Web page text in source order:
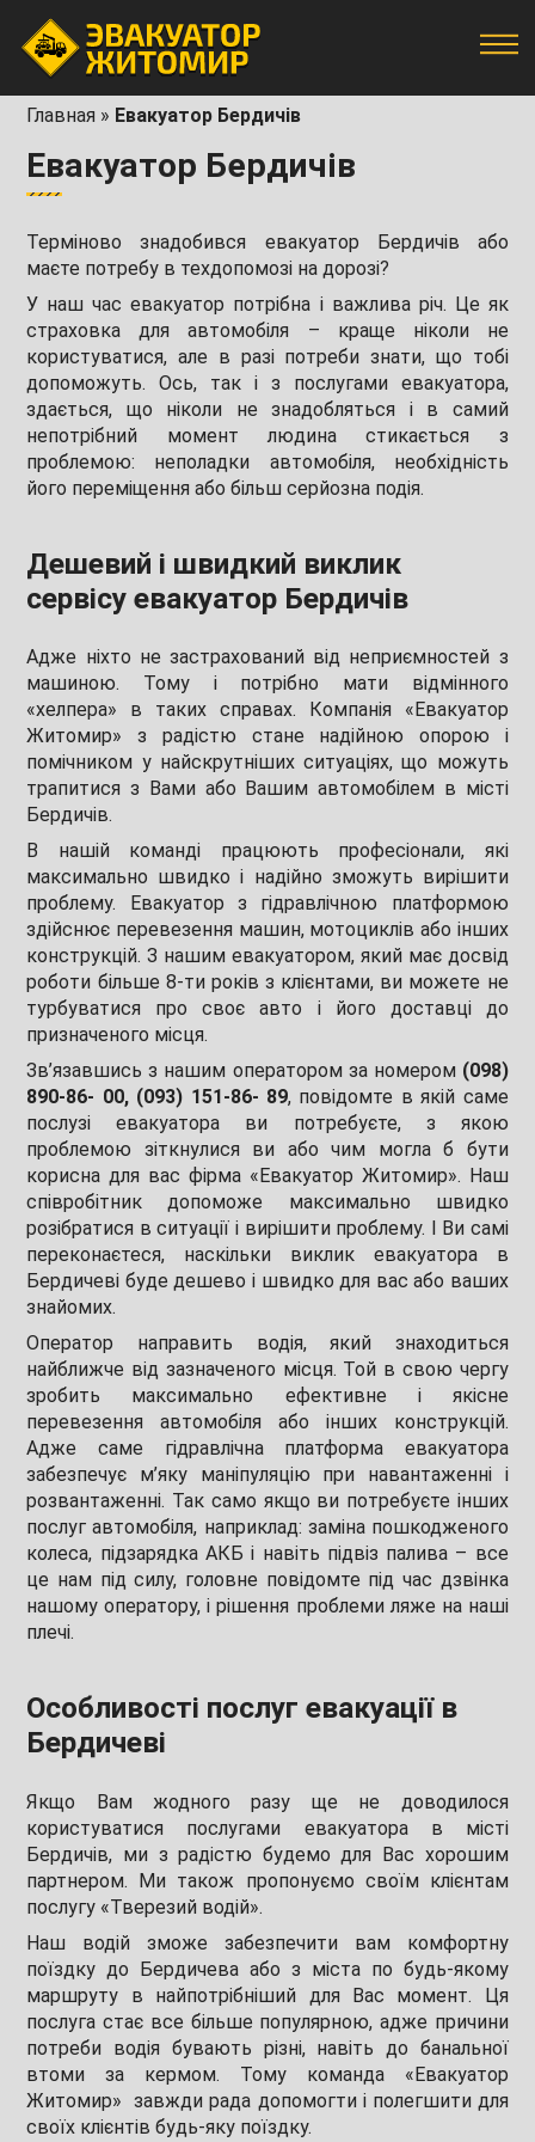
Главная » Евакуатор Бердичів
Евакуатор Бердичів
Терміново знадобився евакуатор Бердичів або
маєте потребу в техдопомозі на дорозі?
У наш час евакуатор потрібна і важлива річ. Це як
страховка для автомобіля – краще ніколи не
користуватися, але в разі потреби знати, що тобі
допоможуть. Ось, так і з послугами евакуатора,
здається, що ніколи не знадобляться і в самий
непотрібний момент людина стикається з
проблемою: неполадки автомобіля, необхідність
його переміщення або більш серйозна подія.
Дешевий і швидкий виклик
сервісу евакуатор Бердичів
Адже ніхто не застрахований від неприємностей з
машиною. Тому і потрібно мати відмінного
«хелпера» в таких справах. Компанія «Евакуатор
Житомир» з радістю стане надійною опорою і
помічником у найскрутніших ситуаціях, що можуть
трапитися з Вами або Вашим автомобілем в місті
Бердичів.
В нашій команді працюють професіонали, які
максимально швидко і надійно зможуть вирішити
проблему. Евакуатор з гідравлічною платформою
здійснює перевезення машин, мотоциклів або інших
конструкцій. З нашим евакуатором, який має досвід
роботи більше 8-ти років з клієнтами, ви можете не
турбуватися про своє авто і його доставці до
призначеного місця.
Зв’язавшись з нашим оператором за номером (098)
890-86- 00, (093) 151-86- 89, повідомте в якій саме
послузі евакуатора ви потребуєте, з якою
проблемою зіткнулися ви або чим могла б бути
корисна для вас фірма «Евакуатор Житомир». Наш
співробітник допоможе максимально швидко
розібратися в ситуації і вирішити проблему. І Ви самі
переконаєтеся, наскільки виклик евакуатора в
Бердичеві буде дешево і швидко для вас або ваших
знайомих.
Оператор направить водія, який знаходиться
найближче від зазначеного місця. Той в свою чергу
зробить максимально ефективне і якісне
перевезення автомобіля або інших конструкцій.
Адже саме гідравлічна платформа евакуатора
забезпечує м’яку маніпуляцію при навантаженні і
розвантаженні. Так само якщо ви потребуєте інших
послуг автомобіля, наприклад: заміна пошкодженого
колеса, підзарядка АКБ і навіть підвіз палива – все
це нам під силу, головне повідомте під час дзвінка
нашому оператору, і рішення проблеми ляже на наші
плечі.
Особливості послуг евакуації в
Бердичеві
Якщо Вам жодного разу ще не доводилося
користуватися послугами евакуатора в місті
Бердичів, ми з радістю будемо для Вас хорошим
партнером. Ми також пропонуємо своїм клієнтам
послугу «Тверезий водій».
Наш водій зможе забезпечити вам комфортну
поїздку до Бердичева або з міста по будь-якому
маршруту в найпотрібніший для Вас момент. Ця
послуга стає все більше популярною, адже причини
потреби водія бувають різні, навіть до банальної
втоми за кермом. Тому команда «Евакуатор
Житомир» завжди рада допомогти і полегшити для
своїх клієнтів будь-яку поїздку.